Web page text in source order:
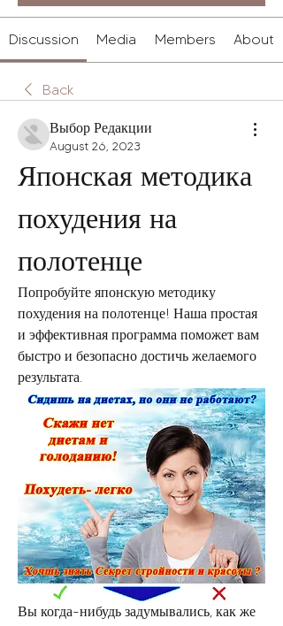
Discussion Media Members About
Back
Выбор Редакции
August 26, 2023
Японская методика
похудения на
полотенце
Попробуйте японскую методику
похудения на полотенце! Наша простая
и эффективная программа поможет вам
быстро и безопасно достичь желаемого
результата.
Вы когда-нибудь задумывались, как же